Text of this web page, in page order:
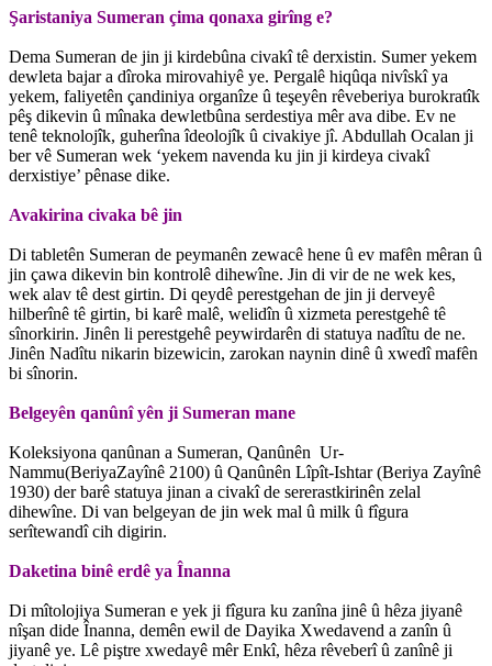
Şaristaniya Sumeran çima qonaxa girîng e?
Dema Sumeran de jin ji kirdebûna civakî tê derxistin. Sumer yekem
dewleta bajar a dîroka mirovahiyê ye. Pergalê hiqûqa nivîskî ya
yekem, faliyetên çandiniya organîze û teşeyên rêveberiya burokratîk
pêş dikevin û mînaka dewletbûna serdestiya mêr ava dibe. Ev ne
tenê teknolojîk, guherîna îdeolojîk û civakiye jî. Abdullah Ocalan ji
ber vê Sumeran wek ‘yekem navenda ku jin ji kirdeya civakî
derxistiye’ pênase dike.
Avakirina civaka bê jin
Di tabletên Sumeran de peymanên zewacê hene û ev mafên mêran û
jin çawa dikevin bin kontrolê dihewîne. Jin di vir de ne wek kes,
wek alav tê dest girtin. Di qeydê perestgehan de jin ji derveyê
hilberînê tê girtin, bi karê malê, welidîn û xizmeta perestgehê tê
sînorkirin. Jinên li perestgehê peywirdarên di statuya nadîtu de ne.
Jinên Nadîtu nikarin bizewicin, zarokan naynin dinê û xwedî mafên
bi sînorin.
Belgeyên qanûnî yên ji Sumeran mane
Koleksiyona qanûnan a Sumeran, Qanûnên Ur-
Nammu(BeriyaZayînê 2100) û Qanûnên Lîpît-Ishtar (Beriya Zayînê
1930) der barê statuya jinan a civakî de sererastkirinên zelal
dihewîne. Di van belgeyan de jin wek mal û milk û fîgura
serîtewandî cih digirin.
Daketina binê erdê ya Înanna
Di mîtolojiya Sumeran e yek ji fîgura ku zanîna jinê û hêza jiyanê
nîşan dide Înanna, demên ewil de Dayika Xwedavend a zanîn û
jiyanê ye. Lê piştre xwedayê mêr Enkî, hêza rêveberî û zanînê ji